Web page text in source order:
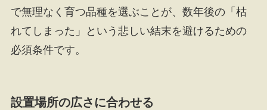
で無理なく育つ品種を選ぶことが、数年後の「枯
れてしまった」という悲しい結末を避けるための
必須条件です。
設置場所の広さに合わせる